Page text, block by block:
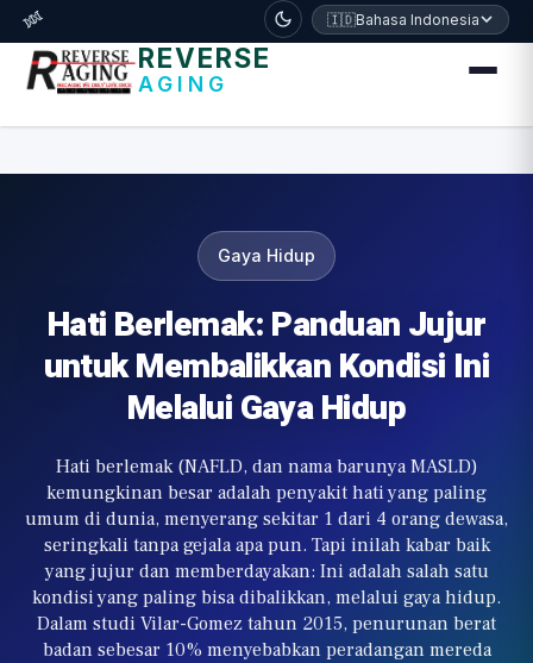
דלג לתוכן הראשי
🧬 🇮🇩Bahasa Indonesia
REVERSE
AGING
Gaya Hidup
Hati Berlemak: Panduan Jujur
untuk Membalikkan Kondisi Ini
Melalui Gaya Hidup
Hati berlemak (NAFLD, dan nama barunya MASLD)
kemungkinan besar adalah penyakit hati yang paling
umum di dunia, menyerang sekitar 1 dari 4 orang dewasa,
seringkali tanpa gejala apa pun. Tapi inilah kabar baik
yang jujur dan memberdayakan: Ini adalah salah satu
kondisi yang paling bisa dibalikkan, melalui gaya hidup.
Dalam studi Vilar-Gomez tahun 2015, penurunan berat
badan sebesar 10% menyebabkan peradangan mereda